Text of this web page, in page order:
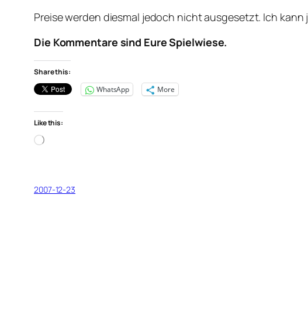
Preise werden diesmal jedoch nicht ausgesetzt. Ich
Die Kommentare sind Eure Spielwiese.
Share this:
WhatsApp
More
Like this:
Loading…
2007-12-23